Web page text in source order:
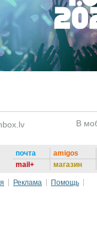
В
почта
mail+
amigos
магазин
Реклама
Помощь